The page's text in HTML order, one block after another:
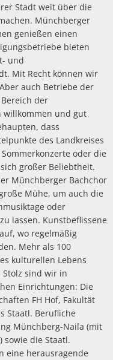
Stadt weit über die
Münchberger
genießen einen
bieten
und
Mit Recht können wir
auch Betriebe der
der
willkommen und gut
dass
des Landkreises
oder die
großer Beliebtheit.
Münchberger Bachchor
Mühe, um auch die
oder
lassen. Kunstbeflissene
wo regelmäßig
Mehr als 100
kulturellen Lebens
sind wir in
Einrichtungen: Die
FH Hof, Fakultät
Staatl. Berufliche
Münchberg-Naila (mit
sowie die Staatl.
eine herausragende